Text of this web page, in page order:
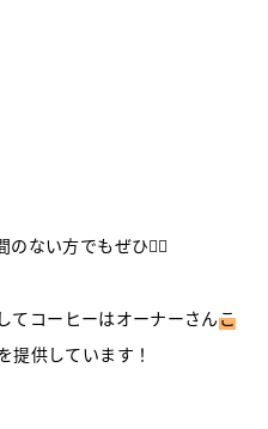
ない方でもぜひ💁‍♀️
てコーヒーはオーナーさんこ
提供しています！